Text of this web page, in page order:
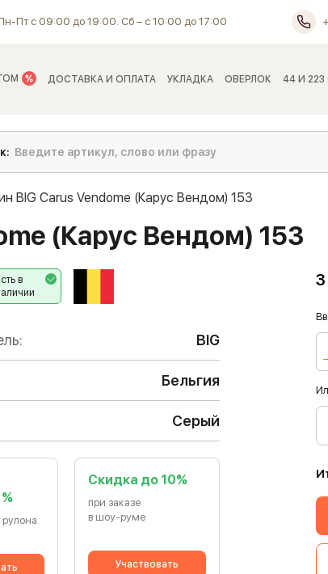
Пт с 09:00 до 19:00. Сб – с 10:00 до 17:00
ДОСТАВКА И ОПЛАТА УКЛАДКА ОВЕРЛОК 44 И 223
BIG Carus Vendome (Карус Вендом) 153
(Карус Вендом) 153
в
BIG
Бельгия
Серый
рулона
Cкидка до 10%
при заказе
в шоу-руме
Участвовать